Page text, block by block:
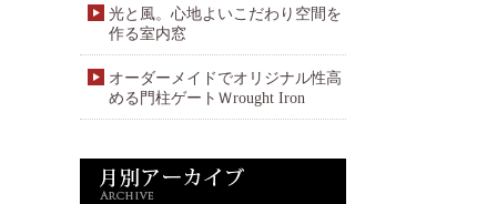
光と風。心地よいこだわり空間を
作る室内窓
オーダーメイドでオリジナル性高
める門柱ゲートＷrought Iron